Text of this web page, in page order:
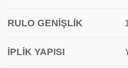
RULO GENİŞLİK
İPLİK YAPISI